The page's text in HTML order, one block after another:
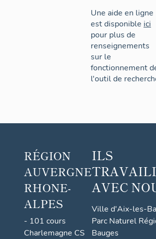
Une aide en ligne
est disponible ici
pour plus de
renseignements
sur le
fonctionnement
l'outil de
RÉGION
AUVERGNE
RHONE-
ALPES
- 101 cours
Charlemagne CS
ILS
AVEC
Ville d'Aix-les-
Parc Naturel
Bauges